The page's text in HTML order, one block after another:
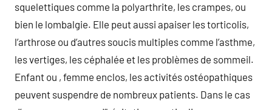
squelettiques comme la polyarthrite, les crampes, ou
bien le lombalgie. Elle peut aussi apaiser les torticolis,
l’arthrose ou d’autres soucis multiples comme l’asthme,
les vertiges, les céphalée et les problèmes de sommeil.
Enfant ou , femme enclos, les activités ostéopathiques
peuvent suspendre de nombreux patients. Dans le cas